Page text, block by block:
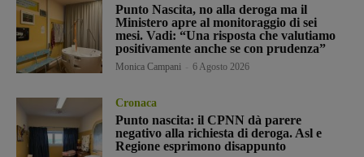
Punto Nascita, no alla deroga ma il
Ministero apre al monitoraggio di sei
mesi. Vadi: “Una risposta che valutiamo
positivamente anche se con prudenza”
Monica Campani 6 Agosto 2026
Cronaca
Punto nascita: il CPNN dà parere
negativo alla richiesta di deroga. Asl e
Regione esprimono disappunto